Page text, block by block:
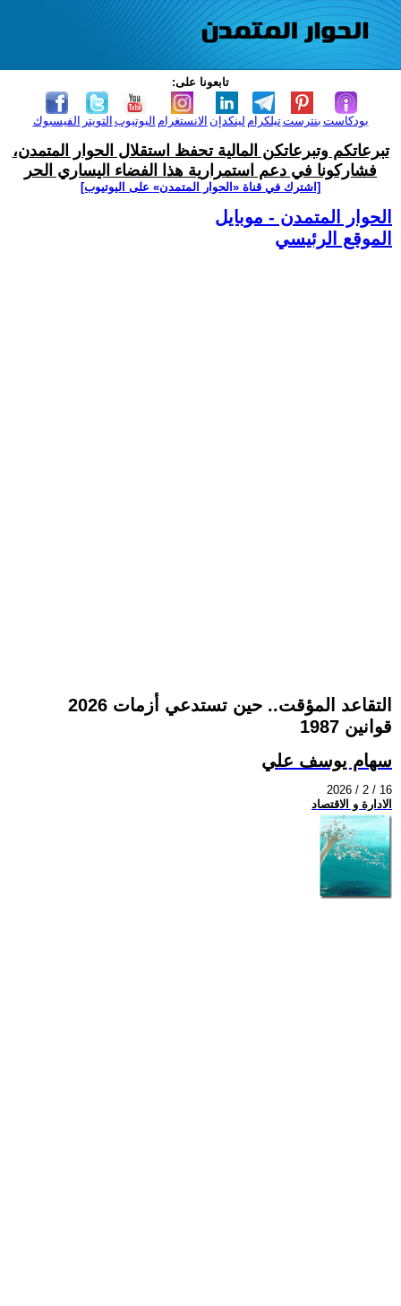
تابعونا على:
الفيسبوك التويتر اليوتيوب الانستغرام لينكدإن تيلكرامبنترست بودكاست
تبرعاتكم وتبرعاتكن المالية تحفظ استقلال الحوار المتمدن،
فشاركونا في دعم استمرارية هذا الفضاء اليساري الحر
[اشترك في قناة ‫«الحوار المتمدن» على اليوتيوب]
الحوار المتمدن - موبايل
الموقع الرئيسي
التقاعد المؤقت.. حين تستدعي أزمات 2026
قوانين 1987
سهام يوسف علي
2026 / 2 / 16
الادارة و الاقتصاد